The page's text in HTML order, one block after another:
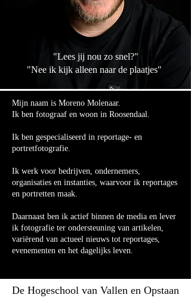
"Lees jij nou zo snel?"
"Nee ik kijk alleen naar de plaatjes"
Mijn naam is Moreno Molenaar.
Ik ben fotograaf en woon in Roosendaal.
Ik ben gespecialiseerd in reportage- en
portretfotografie.
Ik werk voor bedrijven, ondernemers,
organisaties en instanties, waarvoor ik reportages
en portretten maak.
Daarnaast ben ik actief binnen de media en lever
ik fotografie ter ondersteuning van artikelen,
variërend van actueel nieuws tot reportages,
evenementen en het dagelijks leven.
De Hogeschool van Vallen en Opstaan